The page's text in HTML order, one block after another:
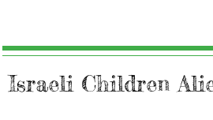
Israeli Children